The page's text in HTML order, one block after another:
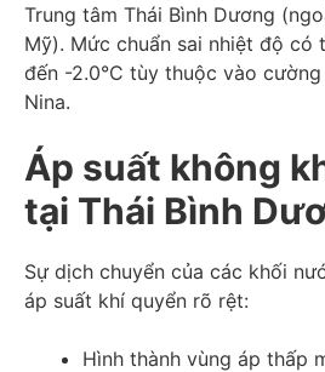
Trung tâm Thái Bình Dương
Mỹ). Mức chuẩn sai nhiệt độ có
đến -2.0°C tùy thuộc vào
Nina.
Áp suất không
tại Thái Bình
Sự dịch chuyển của các khối
áp suất khí quyển rõ rệt:
Hình thành vùng áp thấp